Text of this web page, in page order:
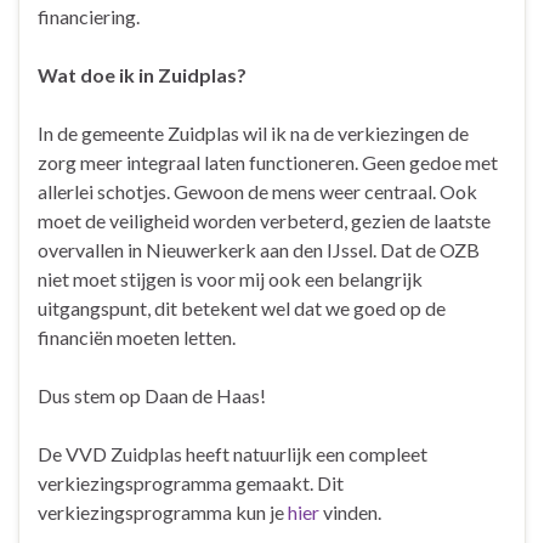
financiering.
Wat doe ik in Zuidplas?
In de gemeente Zuidplas wil ik na de verkiezingen de
zorg meer integraal laten functioneren. Geen gedoe met
allerlei schotjes. Gewoon de mens weer centraal. Ook
moet de veiligheid worden verbeterd, gezien de laatste
overvallen in Nieuwerkerk aan den IJssel. Dat de OZB
niet moet stijgen is voor mij ook een belangrijk
uitgangspunt, dit betekent wel dat we goed op de
financiën moeten letten.
Dus stem op Daan de Haas!
De VVD Zuidplas heeft natuurlijk een compleet
verkiezingsprogramma gemaakt. Dit
verkiezingsprogramma kun jehiervinden.